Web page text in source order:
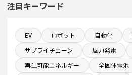
売上高が100億円以上の企業一覧
平均臨時雇用人員数が100人以
ホテル・宿泊事業を営む会社
新設計画
注目キーワード
EV ロボット 自動化
サプライチェーン
風力発電
再生可能エネルギー
全固体電池